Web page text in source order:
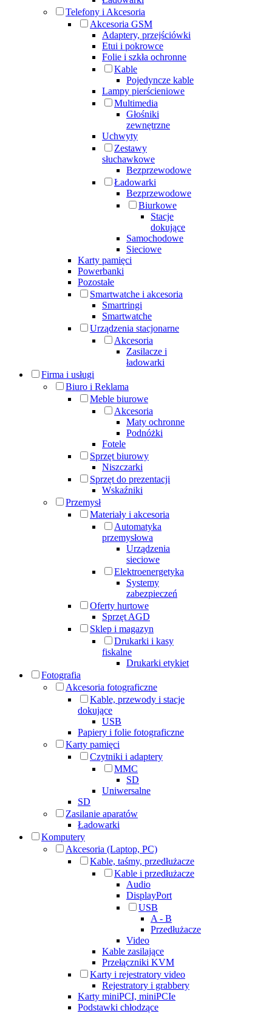
Telefony i Akcesoria
Akcesoria GSM
Adaptery, przejściówki
Etui i pokrowce
Folie i szkła ochronne
Kable
Pojedyncze kable
Lampy pierścieniowe
Multimedia
Głośniki
zewnętrzne
Uchwyty
Zestawy
słuchawkowe
Bezprzewodowe
Ładowarki
Bezprzewodowe
Biurkowe
Stacje
dokujące
Samochodowe
Sieciowe
Karty pamięci
Powerbanki
Pozostałe
Smartwatche i akcesoria
Smartringi
Smartwatche
Urządzenia stacjonarne
Akcesoria
Zasilacze i
ładowarki
Firma i usługi
Biuro i Reklama
Meble biurowe
Akcesoria
Maty ochronne
Podnóżki
Fotele
Sprzęt biurowy
Niszczarki
Sprzęt do prezentacji
Wskaźniki
Przemysł
Materiały i akcesoria
Automatyka
przemysłowa
Urządzenia
sieciowe
Elektroenergetyka
Systemy
zabezpieczeń
Oferty hurtowe
Sprzęt AGD
Sklep i magazyn
Drukarki i kasy
fiskalne
Drukarki etykiet
Fotografia
Akcesoria fotograficzne
Kable, przewody i stacje
dokujące
USB
Papiery i folie fotograficzne
Karty pamięci
Czytniki i adaptery
MMC
SD
Uniwersalne
SD
Zasilanie aparatów
Ładowarki
Komputery
Akcesoria (Laptop, PC)
Kable, taśmy, przedłużacze
Kable i przedłużacze
Audio
DisplayPort
USB
A - B
Przedłużacze
Video
Kable zasilające
Przełączniki KVM
Karty i rejestratory video
Rejestratory i grabbery
Karty miniPCI, miniPCIe
Podstawki chłodzące